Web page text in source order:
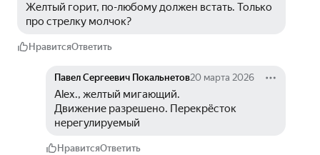
Желтый горит, по-любому должен встать. Только
про стрелку молчок?
НравитсяОтветить
Павел Сергеевич Покальнетов20 марта 2026
Alex., желтый мигающий.
Движение разрешено. Перекрёсток
нерегулируемый
НравитсяОтветить